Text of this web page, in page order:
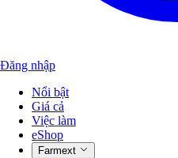
Đăng nhập
Nổi bật
Giá cả
Việc làm
eShop
Farmext